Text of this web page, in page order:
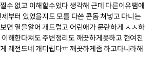
수 없고 이해할수있다 생각해 근데 다른이유땜에
부터 있었을지도 모를 다쓴 콘돔 쳐넣고 다니는
면 열을알어 개드럽고 어린애가 문란하게 ㅅㅅ하
해한다쳐도 주변정리도 깨끗하게못하고 현여친
레전드네 개더럽다ㅠ 깨끗하게좀 하고다니라해